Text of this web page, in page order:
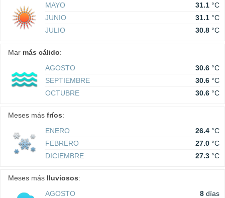
MAYO 31.1 °C
JUNIO
31.1 °C
JULIO
30.8 °C
Mar más cálido:
AGOSTO
30.6 °C
SEPTIEMBRE
30.6 °C
OCTUBRE
30.6 °C
Meses más fríos:
ENERO
26.4 °C
FEBRERO
27.0 °C
DICIEMBRE
27.3 °C
Meses más lluviosos:
AGOSTO
8 días